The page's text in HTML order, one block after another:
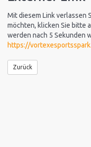
Mit diesem Link verlassen
möchten, klicken Sie bitte
werden nach 5 Sekunden
https://
Zurück